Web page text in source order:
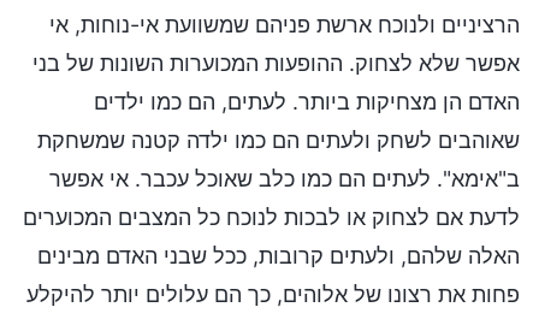
הרציניים ולנוכח ארשת פניהם שמשוועת אי-נוחות, אי
אפשר שלא לצחוק. ההופעות המכוערות השונות של בני
האדם הן מצחיקות ביותר. לעתים, הם כמו ילדים
שאוהבים לשחק ולעתים הם כמו ילדה קטנה שמשחקת
ב"אימא". לעתים הם כמו כלב שאוכל עכבר. אי אפשר
לדעת אם לצחוק או לבכות לנוכח כל המצבים המכוערים
האלה שלהם, ולעתים קרובות, ככל שבני האדם מבינים
פחות את רצונו של אלוהים, כך הם עלולים יותר להיקלע